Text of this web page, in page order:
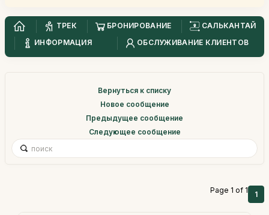
ТРЕК БРОНИРОВАНИЕ
САЛЬКАНТАЙ
ИНФОРМАЦИЯ
ОБСЛУЖИВАНИЕ КЛИЕНТОВ
Вернуться к списку
Новое сообщение
Предыдущее сообщение
Следующее сообщение
Page 1 of 1 1